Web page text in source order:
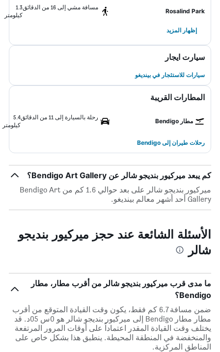
Rosalind Park
مسافة مشي إلى 16 من الدقائق
1.3
كيلومتر
إظهار المزيد
سيارت ايجار
سيارات للاستئجار في بينديغو
المطارات القريبة
مطار Bendigo
رحلة بالسيارة إلى 11 من الدقائق
5.4
كيلومتر
رحلات طيران إلى Bendigo
كم يبعد ميركيور بنديجو شالر عن Bendigo Art Gallery؟
ميركيور بنديجو شالر على بعد حوالي 1.6 كم من Bendigo Art
Gallery أحد أشهر معالم بينديغو.
الأسئلة الشائعة عند حجز ميركيور بنديجو
شالر
ما مدى قرب ميركيور بنديجو شالر من أقرب مطار، مطار
Bendigo؟
ضمن مسافة 6.7 كم فقط، يكون وقت القيادة المتوقع من أقرب
مطار مطار Bendigo إلى ميركيور بنديجو شالر هو 0س 05د. قد
يختلف وقت القيادة المقدر اعتماداً على أوقات المرور المرتفعة
والمنخفضة في المنطقة المحيطة. ينطبق هذا بشكل خاص على
المناطق المركزية.